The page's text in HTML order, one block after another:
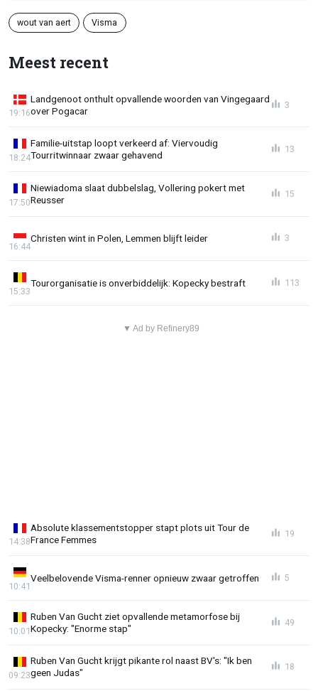
wout van aert Visma
Meest recent
Landgenoot onthult opvallende woorden van Vingegaard
over Pogacar
19:16
3
Familie-uitstap loopt verkeerd af: Viervoudig
Tourritwinnaar zwaar gehavend
18:24
13
Niewiadoma slaat dubbelslag, Vollering pokert met
Reusser
17:50
15
Christen wint in Polen, Lemmen blijft leider
16:44
3
Tourorganisatie is onverbiddelijk: Kopecky bestraft
15:33
113
▼ Ad by Refinery89
Absolute klassementstopper stapt plots uit Tour de
France Femmes
14:38
19
Veelbelovende Visma-renner opnieuw zwaar getroffen
10:41
5
Ruben Van Gucht ziet opvallende metamorfose bij
Kopecky: "Enorme stap"
10:01
49
Ruben Van Gucht krijgt pikante rol naast BV's: "Ik ben
geen Judas"
09:23
18